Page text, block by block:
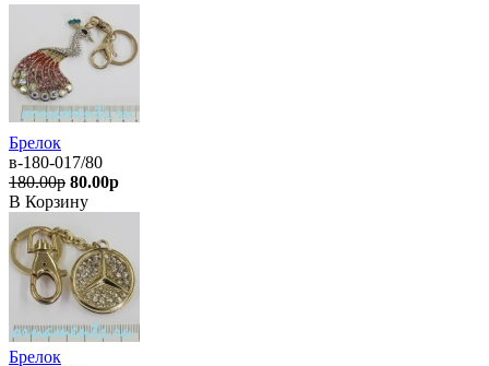
Брелок
в-180-017/80
180.00р 80.00р
В Корзину
Брелок